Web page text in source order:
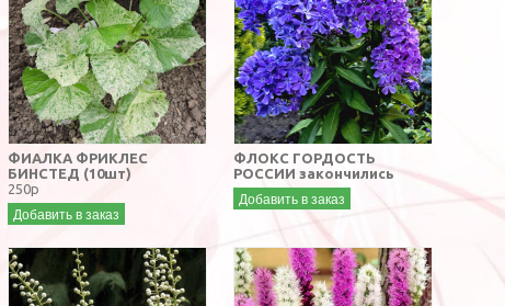
ФИАЛКА ФРИКЛЕС
БИНСТЕД (10шт)
250р
Добавить в заказ
ФЛОКС ГОРДОСТЬ
РОССИИ закончились
Добавить в заказ